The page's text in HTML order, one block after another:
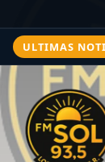
ULTIMAS
el sistema